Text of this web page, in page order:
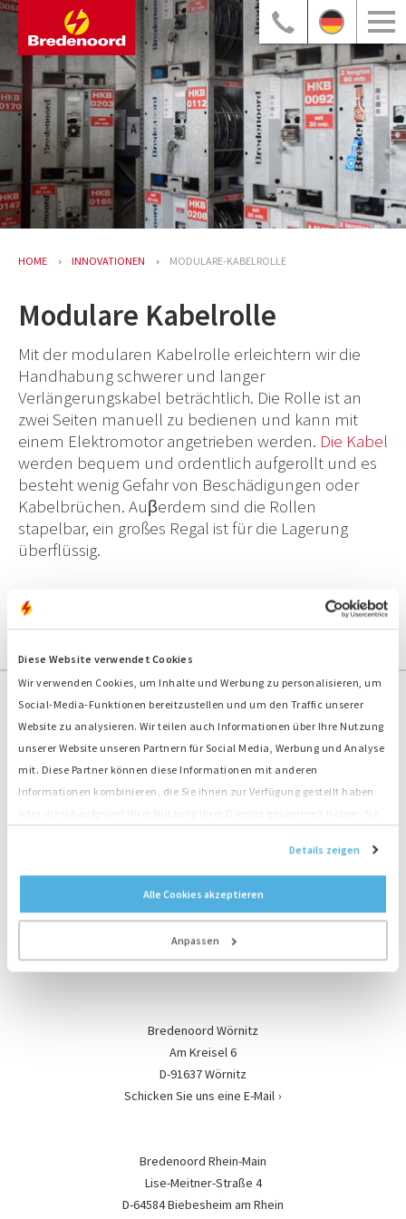
Diese Website verwendet Cookies
Wir verwenden Cookies, um Inhalte und Werbung zu personalisieren, um
Social-Media-Funktionen bereitzustellen und um den Traffic unserer
Website zu analysieren. Wir teilen auch Informationen über Ihre Nutzung
unserer Website unseren Partnern für Social Media, Werbung und Analyse
mit. Diese Partner können diese Informationen mit anderen
Informationen kombinieren, die Sie ihnen zur Verfügung gestellt haben
Details zeigen
Alle Cookies akzeptieren
Anpassen
HOME INNOVATIONEN MODULARE-KABELROLLE
Modulare Kabelrolle
Mit der modularen Kabelrolle erleichtern wir die
Handhabung schwerer und langer
Verlängerungskabel beträchtlich. Die Rolle ist an
zwei Seiten manuell zu bedienen und kann mit
einem Elektromotor angetrieben werden. Die Kabel
werden bequem und ordentlich aufgerollt und es
besteht wenig Gefahr von Beschädigungen oder
Kabelbrüchen. Auβerdem sind die Rollen
stapelbar, ein großes Regal ist für die Lagerung
überflüssig.
Kontaktformular
Bredenoord Hamburg/Siek
Jacobsrade 29
Bredenoord Schopsdorf
Schopsdorfer Industriestraße 10
D-39291 Genthin OT Schopsdorf
Schicken Sie uns eine E-Mail
Bredenoord Wörnitz
Am Kreisel 6
D-91637 Wörnitz
Schicken Sie uns eine E-Mail
Bredenoord Rhein-Main
Lise-Meitner-Straße 4
D-64584 Biebesheim am Rhein